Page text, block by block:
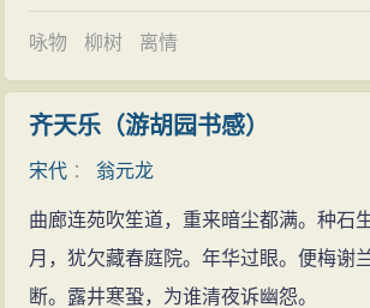
咏物 柳树 离情
齐天乐（游胡园书感）
宋代 ：翁元龙
曲廊连苑吹笙道，重来暗尘都满。种石
月，犹欠藏春庭院。年华过眼。便梅谢
断。露井寒蛩，为谁清夜诉幽怨。